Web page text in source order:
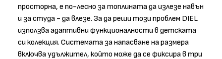
просторна, е по-лесно за топлината да излезе навън
и за студа - да влезе. За да реши този проблем DIEL
използва адаптивни функционалности в детската
си колекция. Системата за напасване на размера
включва удължител, който може да се фиксира в три